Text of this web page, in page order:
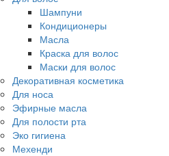
Шампуни
Кондиционеры
Масла
Краска для волос
Маски для волос
Декоративная косметика
Для носа
Эфирные масла
Для полости рта
Эко гигиена
Мехенди